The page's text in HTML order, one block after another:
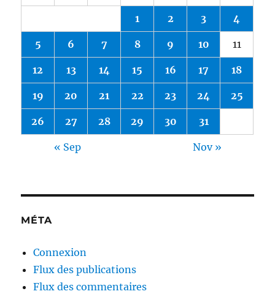
1 2 3 4
5 6 7 8 9 10 11
12 13 14 15 16 17 18
19 20 21 22 23 24 25
26 27 28 29 30 31
« Sep Nov »
MÉTA
Connexion
Flux des publications
Flux des commentaires